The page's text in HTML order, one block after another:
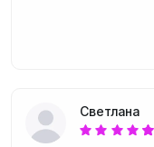
Светлана